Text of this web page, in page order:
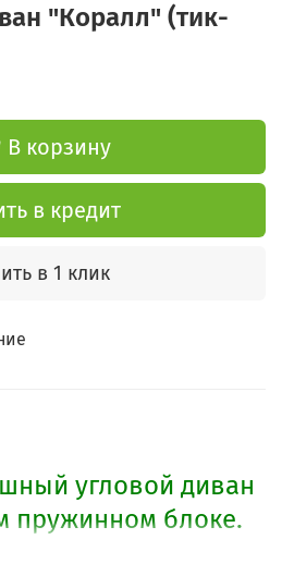
"Коралл" (тик-
В корзину
в кредит
в 1 клик
угловой диван
пружинном блоке.
Имеет